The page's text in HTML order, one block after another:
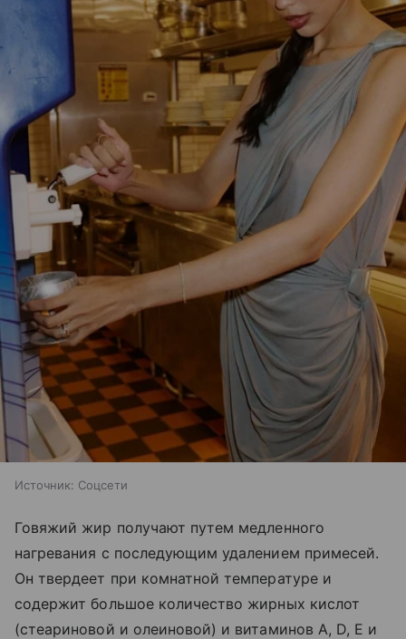
Источник: Соцсети
Говяжий жир получают путем медленного
нагревания с последующим удалением примесей.
Он твердеет при комнатной температуре и
содержит большое количество жирных кислот
(стеариновой и олеиновой) и витаминов А, D, Е и